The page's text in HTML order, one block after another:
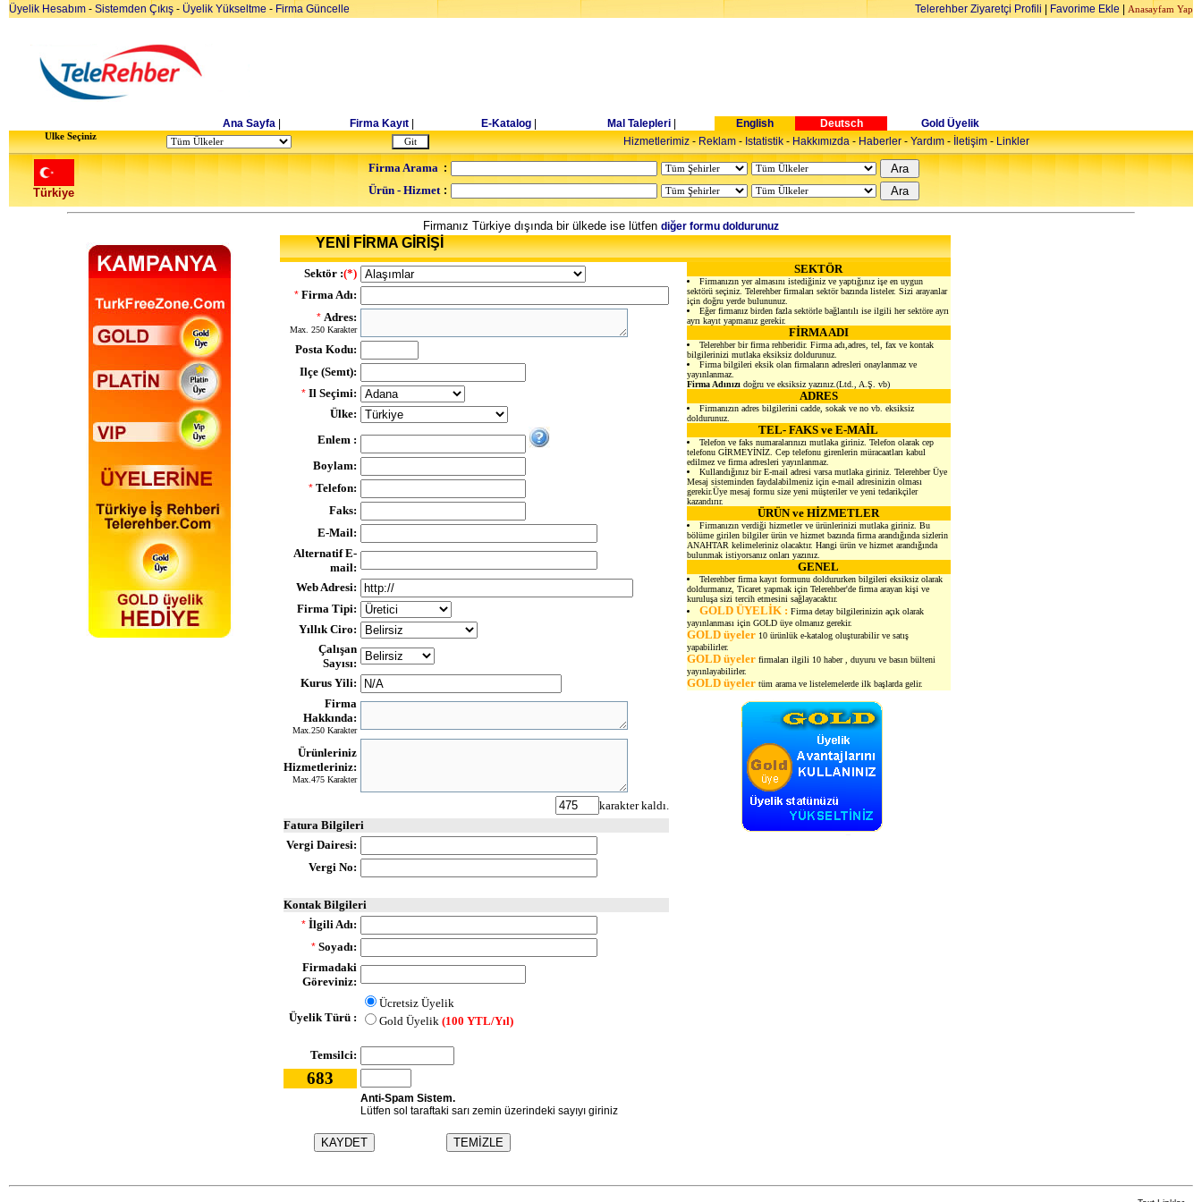
Üyelik Hesabım - Sistemden Çıkış - Üyelik Yükseltme - Firma Güncelle Telerehber Ziyaretçi Profili Favorime Ekle Anasayfam Yap
Ana Sayfa Firma Kayıt E-Katalog Mal Talepleri| English Deutsch Gold Üyelik
Ulke Seçiniz Hizmetlerimiz-Reklam-Istatistik-Hakkımızda-Haberler-Yardım-İletişim-Linkler
Türkiye
Firma Arama :
Ürün - Hizmet :
Firmanız Türkiye dışında bir ülkede ise lütfen diğer formu doldurunuz
YENİ FİRMA GİRİŞİ
Sektör :(*)
* Firma Adı:
* Adres:
Max. 250 Karakter
Posta Kodu:
Ilçe (Semt):
* Il Seçimi:
Ülke:
Enlem :
Boylam:
* Telefon:
Faks:
E-Mail:
Alternatif E-
mail:
Web Adresi:
Firma Tipi:
Yıllık Ciro:
Çalışan
Sayısı:
Kurus Yili:
Firma
Hakkında:
Max.250 Karakter
Ürünleriniz
Hizmetleriniz:
Max.475 Karakter
karakter kaldı.
Fatura Bilgileri
Vergi Dairesi:
Vergi No:
Kontak Bilgileri
* İlgili Adı:
* Soyadı:
Firmadaki
Göreviniz:
Üyelik Türü :
Ücretsiz Üyelik
Gold Üyelik (100 YTL/Yıl)
Temsilci:
683
Anti-Spam Sistem.
Lütfen sol taraftaki sarı zemin üzerindeki sayıyı giriniz
SEKTÖR
Firmanızın yer almasını istediğiniz ve yaptığınız işe en uygun
sektörü seçiniz. Telerehber firmaları sektör bazında listeler. Sizi arayanlar
için doğru yerde bulununuz.
Eğer firmanız birden fazla sektörle bağlantılı ise ilgili her sektöre ayrı
ayrı kayıt yapmanız gerekir.
FİRMA ADI
Telerehber bir firma rehberidir. Firma adı,adres, tel, fax ve kontak
bilgilerinizi mutlaka eksiksiz doldurunuz.
Firma bilgileri eksik olan firmaların adresleri onaylanmaz ve
yayınlanmaz.
Firma Adınızıdoğru ve eksiksiz yazınız.(Ltd., A.Ş. vb)
ADRES
Firmanızın adres bilgilerini cadde, sokak ve no vb. eksiksiz
doldurunuz.
TEL- FAKS ve E-MAİL
Telefon ve faks numaralarınızı mutlaka giriniz. Telefon olarak cep
telefonu GİRMEYİNİZ. Cep telefonu girenlerin müracaatları kabul
edilmez ve firma adresleri yayınlanmaz.
Kullandığınız bir E-mail adresi varsa mutlaka giriniz. Telerehber Üye
Mesaj sisteminden faydalabilmeniz için e-mail adresinizin olması
gerekir.Üye mesaj formu size yeni müşteriler ve yeni tedarikçiler
kazandırır.
ÜRÜN ve HİZMETLER
Firmanızın verdiği hizmetler ve ürünlerinizi mutlaka giriniz. Bu
bölüme girilen bilgiler ürün ve hizmet bazında firma arandığında sizlerin
ANAHTAR kelimeleriniz olacaktır. Hangi ürün ve hizmet arandığında
bulunmak istiyorsanız onları yazınız.
GENEL
Telerehber firma kayıt formunu doldururken bilgileri eksiksiz olarak
doldurmanız, Ticaret yapmak için Telerehber'de firma arayan kişi ve
kuruluşa sizi tercih etmesini sağlayacaktır.
GOLD ÜYELİK : Firma detay bilgilerinizin açık olarak
yayınlanması için GOLD üye olmanız gerekir.
GOLD üyeler 10 ürünlük e-katalog oluşturabilir ve satış
yapabilirler.
GOLD üyeler firmaları ilgili 10 haber , duyuru ve basın bülteni
yayınlayabilirler.
GOLD üyelertüm arama ve listelemelerde ilk başlarda gelir.